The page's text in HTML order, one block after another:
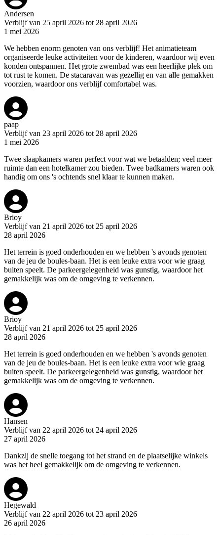
Andersen
Verblijf van 25 april 2026 tot 28 april 2026
1 mei 2026
We hebben enorm genoten van ons verblijf! Het animatieteam
organiseerde leuke activiteiten voor de kinderen, waardoor wij even
konden ontspannen. Het grote zwembad was een heerlijke plek om
tot rust te komen. De stacaravan was gezellig en van alle gemakken
voorzien, waardoor ons verblijf comfortabel was.
paap
Verblijf van 23 april 2026 tot 28 april 2026
1 mei 2026
Twee slaapkamers waren perfect voor wat we betaalden; veel meer
ruimte dan een hotelkamer zou bieden. Twee badkamers waren ook
handig om ons 's ochtends snel klaar te kunnen maken.
Brioy
Verblijf van 21 april 2026 tot 25 april 2026
28 april 2026
Het terrein is goed onderhouden en we hebben 's avonds genoten
van de jeu de boules-baan. Het is een leuke extra voor wie graag
buiten speelt. De parkeergelegenheid was gunstig, waardoor het
gemakkelijk was om de omgeving te verkennen.
Brioy
Verblijf van 21 april 2026 tot 25 april 2026
28 april 2026
Het terrein is goed onderhouden en we hebben 's avonds genoten
van de jeu de boules-baan. Het is een leuke extra voor wie graag
buiten speelt. De parkeergelegenheid was gunstig, waardoor het
gemakkelijk was om de omgeving te verkennen.
Hansen
Verblijf van 22 april 2026 tot 24 april 2026
27 april 2026
Dankzij de snelle toegang tot het strand en de plaatselijke winkels
was het heel gemakkelijk om de omgeving te verkennen.
Hegewald
Verblijf van 22 april 2026 tot 23 april 2026
26 april 2026